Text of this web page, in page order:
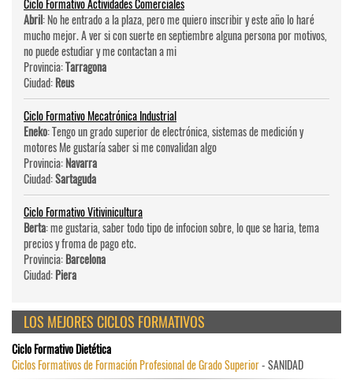
Ciclo Formativo Actividades Comerciales
Abril: No he entrado a la plaza, pero me quiero inscribir y este año lo haré
mucho mejor. A ver si con suerte en septiembre alguna persona por motivos,
no puede estudiar y me contactan a mi
Provincia:Tarragona
Ciudad:Reus
Ciclo Formativo Mecatrónica Industrial
Eneko: Tengo un grado superior de electrónica, sistemas de medición y
motores Me gustaría saber si me convalidan algo
Provincia:Navarra
Ciudad:Sartaguda
Ciclo Formativo Vitivinicultura
Berta: me gustaria, saber todo tipo de infocion sobre, lo que se haria, tema
precios y froma de pago etc.
Provincia:Barcelona
Ciudad:Piera
LOS MEJORES CICLOS FORMATIVOS
Ciclo Formativo Dietética
Ciclos Formativos de Formación Profesional de Grado Superior- SANIDAD